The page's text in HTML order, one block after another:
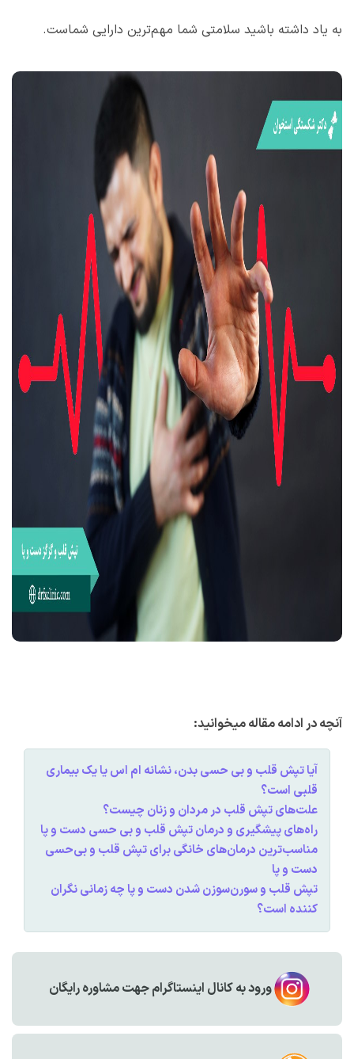
به یاد داشته باشید سلامتی شما مهم‌ترین دارایی شماست.
آنچه در ادامه مقاله میخوانید:
آیا تپش قلب و بی حسی بدن، نشانه ام اس یا یک بیماری
قلبی است؟
علت‌های تپش قلب در مردان و زنان چیست؟
راه‌های پیشگیری و درمان تپش قلب و بی حسی دست‌ و پا
مناسب‌ترین درمان‌های خانگی برای تپش قلب و بی‌حسی
دست و پا
تپش قلب و سورن‌سوزن شدن دست و پا چه زمانی نگران
کننده است؟
ورود به کانال اینستاگرام جهت مشاوره رایگان